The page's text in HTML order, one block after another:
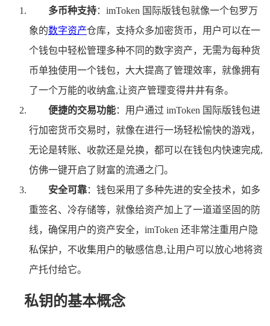
多币种支持：imToken 国际版钱包就像一个包罗万
象的数字资产仓库，支持众多加密货币，用户可以在一
个钱包中轻松管理多种不同的数字资产，无需为每种货
币单独使用一个钱包，大大提高了管理效率，就像拥有
了一个万能的收纳盒,让资产管理变得井井有条。
便捷的交易功能：用户通过 imToken 国际版钱包进
行加密货币交易时，就像在进行一场轻松愉快的游戏，
无论是转账、收款还是兑换，都可以在钱包内快速完成,
仿佛一键开启了财富的流通之门。
安全可靠：钱包采用了多种先进的安全技术，如多
重签名、冷存储等，就像给资产加上了一道道坚固的防
线，确保用户的资产安全，imToken 还非常注重用户隐
私保护，不收集用户的敏感信息,让用户可以放心地将资
产托付给它。
私钥的基本概念